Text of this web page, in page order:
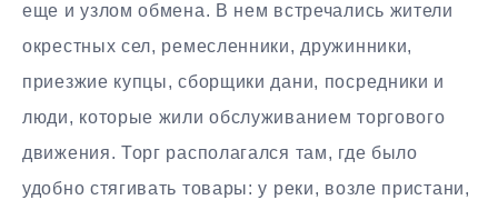
еще и узлом обмена. В нем встречались жители
окрестных сел, ремесленники, дружинники,
приезжие купцы, сборщики дани, посредники и
люди, которые жили обслуживанием торгового
движения. Торг располагался там, где было
удобно стягивать товары: у реки, возле пристани,